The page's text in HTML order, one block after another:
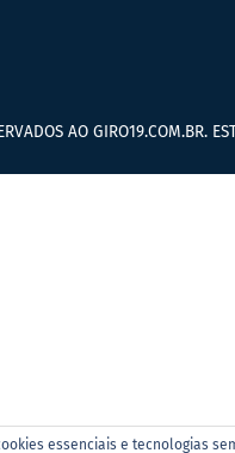
essenciais e tecnologias
AO GIRO19.COM.BR.